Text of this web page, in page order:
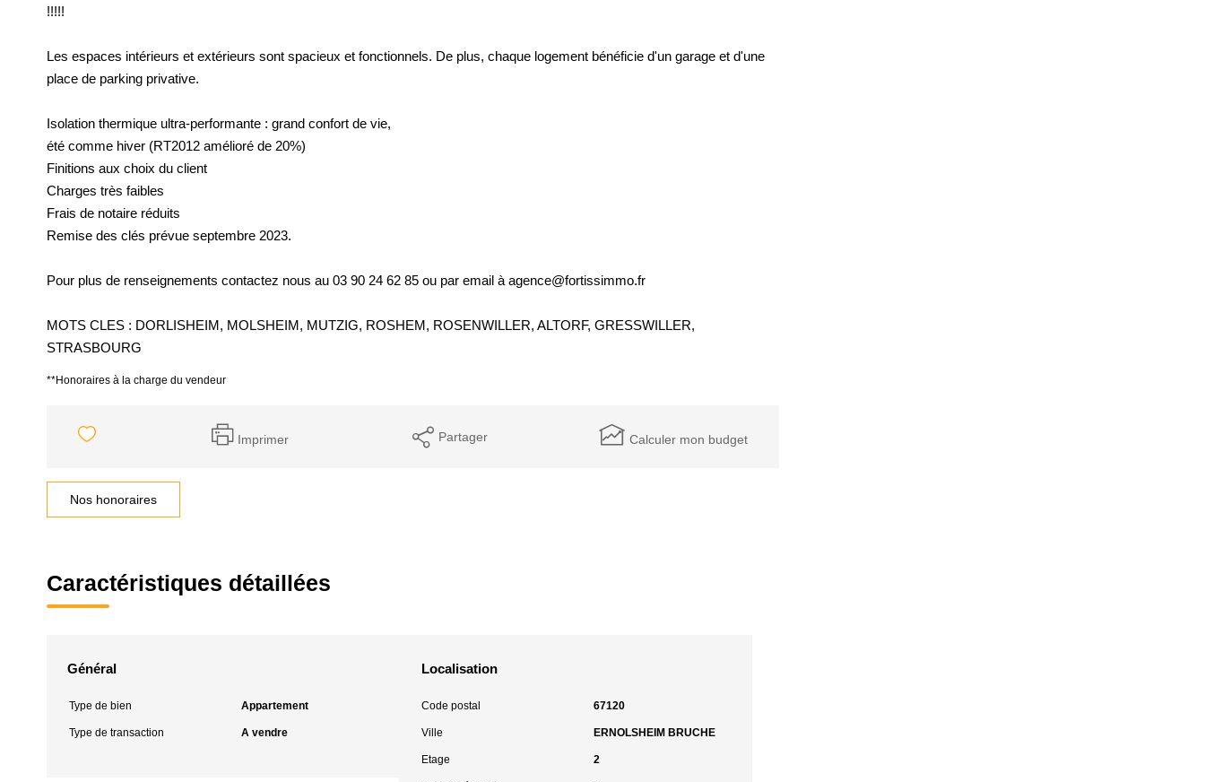
!!!!!
Les espaces intérieurs et extérieurs sont spacieux et fonctionnels. De plus, chaque logement bénéficie d'un garage et d'une
place de parking privative.
Isolation thermique ultra-performante : grand confort de vie,
été comme hiver (RT2012 amélioré de 20%)
Finitions aux choix du client
Charges très faibles
Frais de notaire réduits
Remise des clés prévue septembre 2023.
Pour plus de renseignements contactez nous au 03 90 24 62 85 ou par email à agence@fortissimmo.fr
MOTS CLES : DORLISHEIM, MOLSHEIM, MUTZIG, ROSHEM, ROSENWILLER, ALTORF, GRESSWILLER,
STRASBOURG
**Honoraires à la charge du vendeur
Imprimer Partager Calculer mon budget
Nos honoraires
Caractéristiques détaillées
Général
Type de bien Appartement
Type de transaction A vendre
Localisation
Code postal 67120
Ville ERNOLSHEIM BRUCHE
Etage 2